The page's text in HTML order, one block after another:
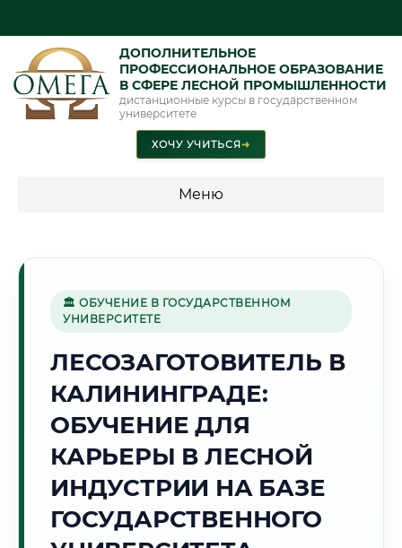
ДОПОЛНИТЕЛЬНОЕ
ПРОФЕССИОНАЛЬНОЕ ОБРАЗОВАНИЕ
В СФЕРЕ ЛЕСНОЙ ПРОМЫШЛЕННОСТИ
дистанционные курсы в государственном
университете
ХОЧУ УЧИТЬСЯ➜
Меню
промышленность"
🌊
Г. КАЛИНИНГРАД
Точное местное время:
00:53:43
Пятница, 7 Августа
🌅 Восход:--:-- 🌇 Закат:
--:--
🏛 ОБУЧЕНИЕ В ГОСУДАРСТВЕННОМ
УНИВЕРСИТЕТЕ
ЛЕСОЗАГОТОВИТЕЛЬ В
КАЛИНИНГРАДЕ:
ОБУЧЕНИЕ ДЛЯ
КАРЬЕРЫ В ЛЕСНОЙ
ИНДУСТРИИ НА БАЗЕ
ГОСУДАРСТВЕННОГО